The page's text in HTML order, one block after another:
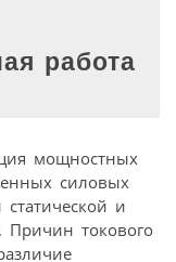
работа
мощностных
силовых
и
Причин токового